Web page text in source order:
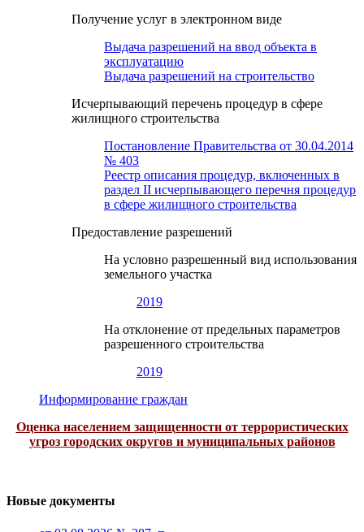
Получение услуг в электронном виде
Выдача разрешений на ввод объекта в
эксплуатацию
Выдача разрешений на строительство
Исчерпывающий перечень процедур в сфере
жилищного строительства
Постановление Правительства от 30.04.2014
№ 403
Реестр описания процедур, включенных в
раздел II исчерпывающего перечня процедур
в сфере жилищного строительства
Предоставление разрешений
На условно разрешенный вид использования
земельного участка
2019
На отклонение от предельных параметров
разрешенного строительства
2019
Информирование граждан
Оценка населением защищенности от террористических
угроз городских округов и муниципальных районов
Новые документы